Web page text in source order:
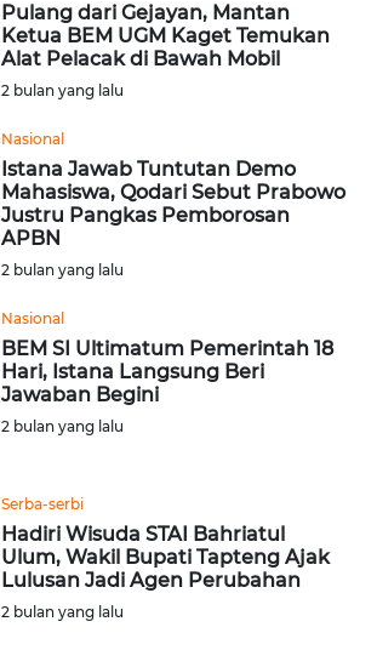
Pulang dari Gejayan, Mantan
Ketua BEM UGM Kaget Temukan
Alat Pelacak di Bawah Mobil
2 bulan yang lalu
Nasional
Istana Jawab Tuntutan Demo
Mahasiswa, Qodari Sebut Prabowo
Justru Pangkas Pemborosan
APBN
2 bulan yang lalu
Nasional
BEM SI Ultimatum Pemerintah 18
Hari, Istana Langsung Beri
Jawaban Begini
2 bulan yang lalu
Serba-serbi
Hadiri Wisuda STAI Bahriatul
Ulum, Wakil Bupati Tapteng Ajak
Lulusan Jadi Agen Perubahan
2 bulan yang lalu